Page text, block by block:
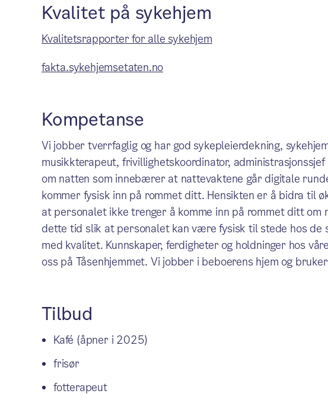
Kvalitet på sykehjem
Kvalitetsrapporter for alle sykehjem
fakta.sykehjemsetaten.no
Kompetanse
Vi jobber tverrfaglig og har god sykepleierdekning,
musikkterapeut, frivillighetskoordinator,
om natten som innebærer at nattevaktene går digitale
kommer fysisk inn på rommet ditt. Hensikten er å bidra til
at personalet ikke trenger å komme inn på rommet ditt
dette tid slik at personalet kan være fysisk til stede hos de
med kvalitet. Kunnskaper, ferdigheter og holdninger hos
oss på Tåsenhjemmet. Vi jobber i beboerens hjem og
Tilbud
Kafé (åpner i 2025)
frisør
fotterapeut